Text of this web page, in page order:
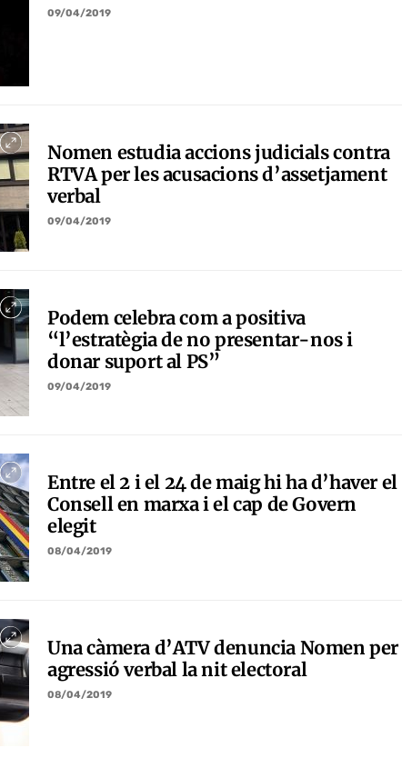
09/04/2019
Nomen estudia accions judicials contra
RTVA per les acusacions d’assetjament
verbal
09/04/2019
Podem celebra com a positiva
“l’estratègia de no presentar-nos i
donar suport al PS”
09/04/2019
Entre el 2 i el 24 de maig hi ha d’haver el
Consell en marxa i el cap de Govern
elegit
08/04/2019
Una càmera d’ATV denuncia Nomen per
agressió verbal la nit electoral
08/04/2019